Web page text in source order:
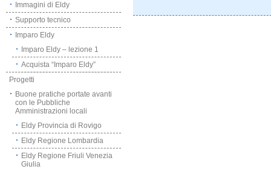
Immagini di Eldy
Supporto tecnico
Imparo Eldy
Imparo Eldy – lezione 1
Acquista “Imparo Eldy”
Progetti
Buone pratiche portate avanti
con le Pubbliche
Amministrazioni locali
Eldy Provincia di Rovigo
Eldy Regione Lombardia
Eldy Regione Friuli Venezia
Giulia